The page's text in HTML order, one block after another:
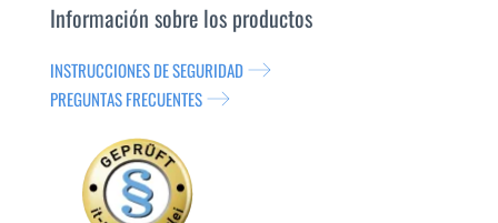
Información sobre los productos
INSTRUCCIONES DE SEGURIDAD
PREGUNTAS FRECUENTES